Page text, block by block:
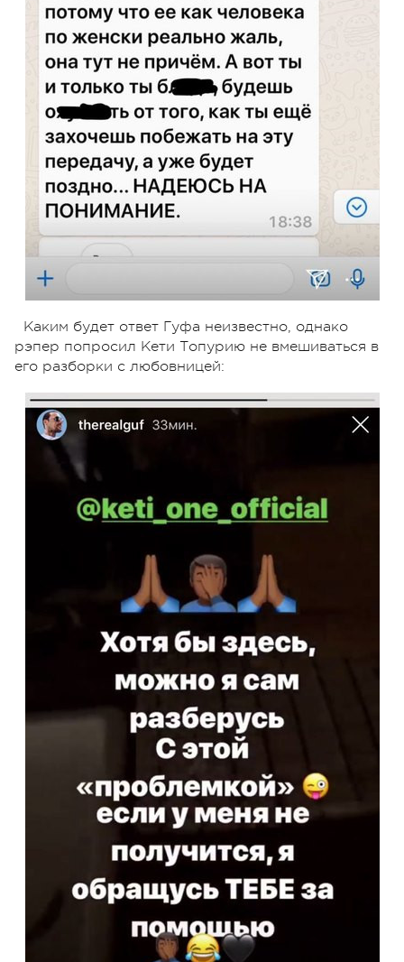
Каким будет ответ Гуфа неизвестно, однако
рэпер попросил Кети Топурию не вмешиваться в
его разборки с любовницей: